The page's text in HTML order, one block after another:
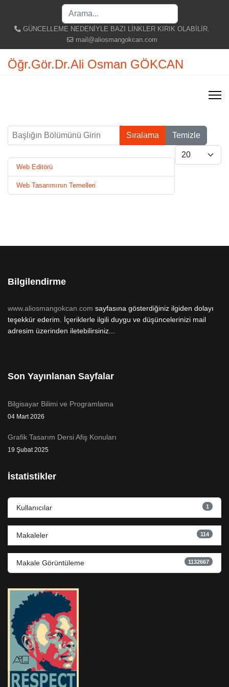
GÜNCELLEME NEDENİYLE BAZI LİNKLER KIRIK OLABİLİR.
mail@aliosmangokcan.com
Öğr.Gör.Dr.Ali Osman GÖKCAN
Başlığın Bölümünü Girin
Sıralama Temizle
Göster #
Web Editörü
Web Tasarımının Temelleri
Bilgilendirme
www.aliosmangokcan.com sayfasına gösterdiğiniz ilgiden dolayı
teşekkür ederim. İçeriklerle ilgili duygu ve düşüncelerinizi mail
adresim üzerinden iletebilirsiniz...
Son Yayınlanan Sayfalar
Bilgisayar Bilimi ve Programlama
04 Mart 2026
Grafik Tasarım Dersi Afiş Konuları
19 Şubat 2025
İstatistikler
Kullanıcılar 1
Makaleler 114
Makale Görüntüleme 1132667